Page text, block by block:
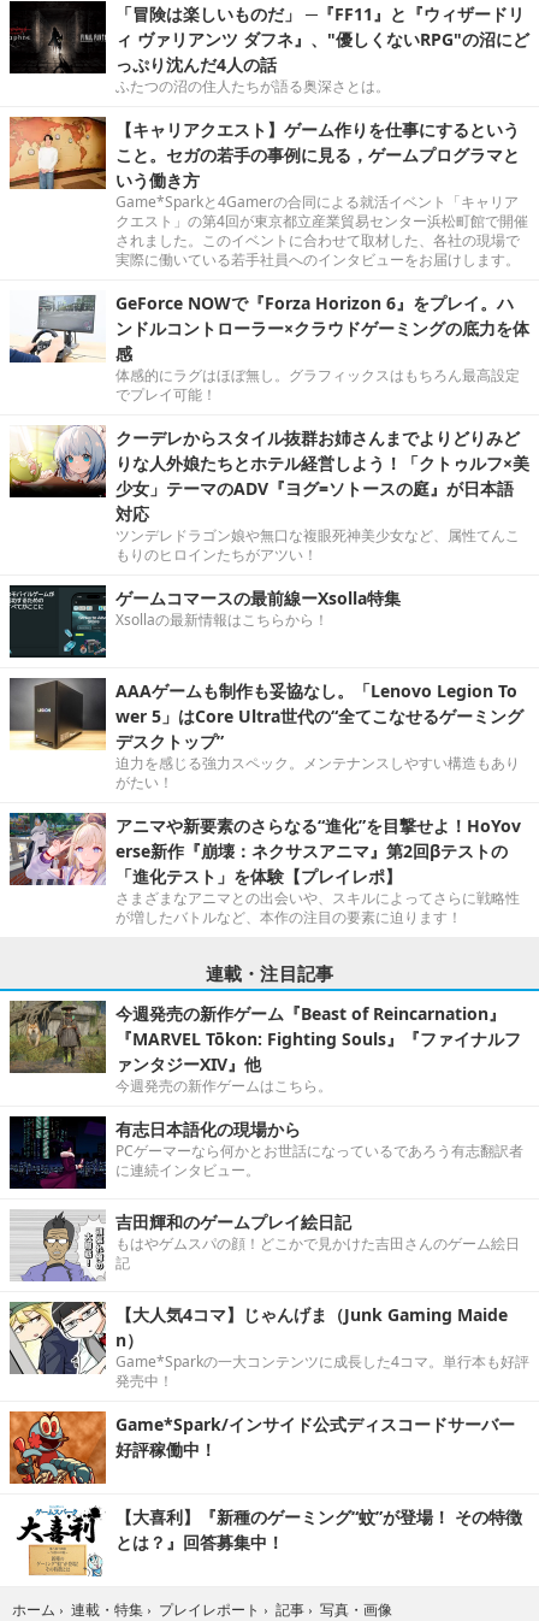
「冒険は楽しいものだ」 ─『FF11』と『ウィザードリ
ィ ヴァリアンツ ダフネ』、"優しくないRPG"の沼にど
っぷり沈んだ4人の話
ふたつの沼の住人たちが語る奥深さとは。
【キャリアクエスト】ゲーム作りを仕事にするという
こと。セガの若手の事例に見る，ゲームプログラマと
いう働き方
Game*Sparkと4Gamerの合同による就活イベント「キャリア
クエスト」の第4回が東京都立産業貿易センター浜松町館で開催
されました。このイベントに合わせて取材した、各社の現場で
実際に働いている若手社員へのインタビューをお届けします。
GeForce NOWで『Forza Horizon 6』をプレイ。ハ
ンドルコントローラー×クラウドゲーミングの底力を体
感
体感的にラグはほぼ無し。グラフィックスはもちろん最高設定
でプレイ可能！
クーデレからスタイル抜群お姉さんまでよりどりみど
りな人外娘たちとホテル経営しよう！「クトゥルフ×美
少女」テーマのADV『ヨグ=ソトースの庭』が日本語
対応
ツンデレドラゴン娘や無口な複眼死神美少女など、属性てんこ
もりのヒロインたちがアツい！
ゲームコマースの最前線ーXsolla特集
Xsollaの最新情報はこちらから！
AAAゲームも制作も妥協なし。「Lenovo Legion To
wer 5」はCore Ultra世代の“全てこなせるゲーミング
デスクトップ”
迫力を感じる強力スペック。メンテナンスしやすい構造もあり
がたい！
アニマや新要素のさらなる“進化”を目撃せよ！HoYov
erse新作『崩壊：ネクサスアニマ』第2回βテストの
「進化テスト」を体験【プレイレポ】
さまざまなアニマとの出会いや、スキルによってさらに戦略性
が増したバトルなど、本作の注目の要素に迫ります！
連載・注目記事
今週発売の新作ゲーム『Beast of Reincarnation』
『MARVEL Tōkon: Fighting Souls』『ファイナルフ
ァンタジーXIV』他
今週発売の新作ゲームはこちら。
有志日本語化の現場から
PCゲーマーなら何かとお世話になっているであろう有志翻訳者
に連続インタビュー。
吉田輝和のゲームプレイ絵日記
もはやゲムスパの顔！どこかで見かけた吉田さんのゲーム絵日
記
【大人気4コマ】じゃんげま（Junk Gaming Maide
n）
Game*Sparkの一大コンテンツに成長した4コマ。単行本も好評
発売中！
Game*Spark/インサイド公式ディスコードサーバー
好評稼働中！
【大喜利】『新種のゲーミング“蚊”が登場！ その特徴
とは？』回答募集中！
ホーム › 連載・特集 › プレイレポート › 記事 › 写真・画像